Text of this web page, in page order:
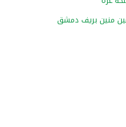
منين بريف دمشق